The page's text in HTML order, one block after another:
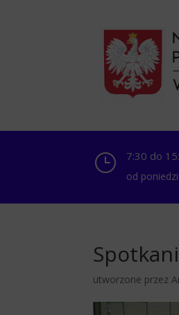
} 7:30 do
od
utworzone przez